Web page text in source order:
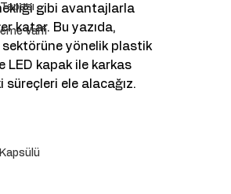
Valfi
gibi avantajlarla
katar. Bu yazıda,
sektörüne yönelik plastik
LED kapak ile karkas
süreçleri ele alacağız.